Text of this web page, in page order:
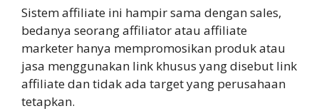
Sistem affiliate ini hampir sama dengan sales,
bedanya seorang affiliator atau affiliate
marketer hanya mempromosikan produk atau
jasa menggunakan link khusus yang disebut link
affiliate dan tidak ada target yang perusahaan
tetapkan.